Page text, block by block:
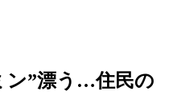
ン”漂う…住民の